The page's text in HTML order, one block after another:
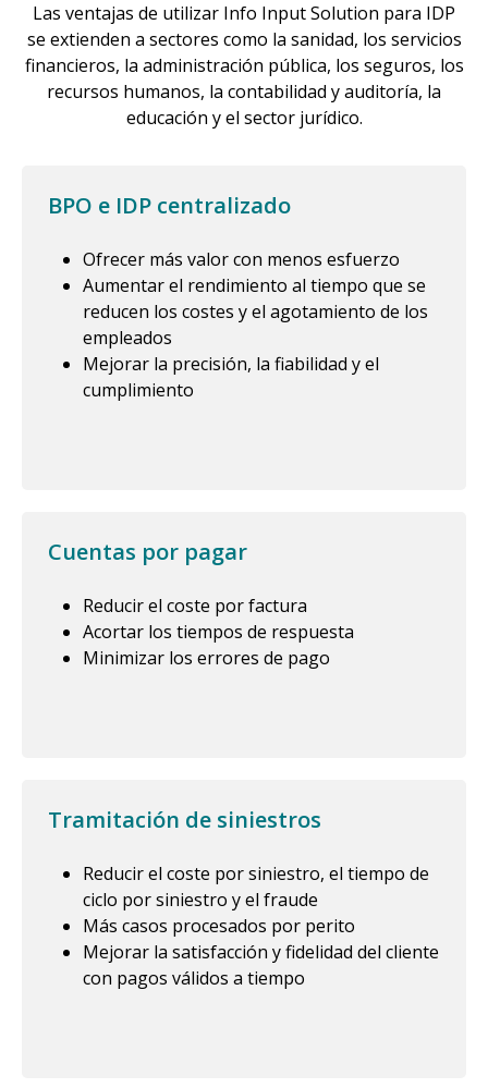
Las ventajas de utilizar Info Input Solution para IDP
se extienden a sectores como la sanidad, los servicios
financieros, la administración pública, los seguros, los
recursos humanos, la contabilidad y auditoría, la
educación y el sector jurídico.
BPO e IDP centralizado
Ofrecer más valor con menos esfuerzo
Aumentar el rendimiento al tiempo que se
reducen los costes y el agotamiento de los
empleados
Mejorar la precisión, la fiabilidad y el
cumplimiento
Cuentas por pagar
Reducir el coste por factura
Acortar los tiempos de respuesta
Minimizar los errores de pago
Tramitación de siniestros
Reducir el coste por siniestro, el tiempo de
ciclo por siniestro y el fraude
Más casos procesados por perito
Mejorar la satisfacción y fidelidad del cliente
con pagos válidos a tiempo